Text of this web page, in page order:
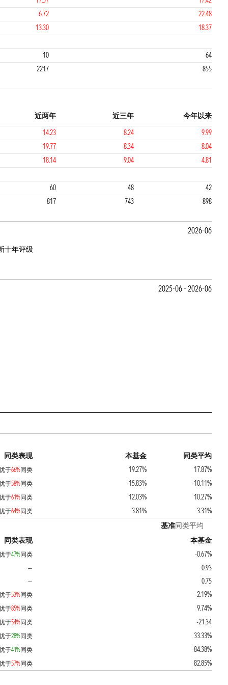
6.72
22.48
13.30
18.37
3
10
64
2217 855
近两年 近三年
今年以来
14.23 8.24
9.99
19.77 8.34
8.04
18.14 9.04
4.81
2 2
60 48
42
817 743 898
2026-06
十年评级
2025-06 - 2026-06
同类表现 本基金
同类平均
于66%同类 19.27%
17.87%
于58%同类 -15.83%
-10.11%
于61%同类 12.03%
10.27%
于64%同类 3.81% 3.31%
基准同类平均
同类表现
本基金
于47%同类
-0.67%
—
0.93
—
0.75
于53%同类
-2.19%
于85%同类
9.74%
于54%同类
-21.34
于28%同类
33.33%
于41%同类
84.38%
于57%同类 82.85%